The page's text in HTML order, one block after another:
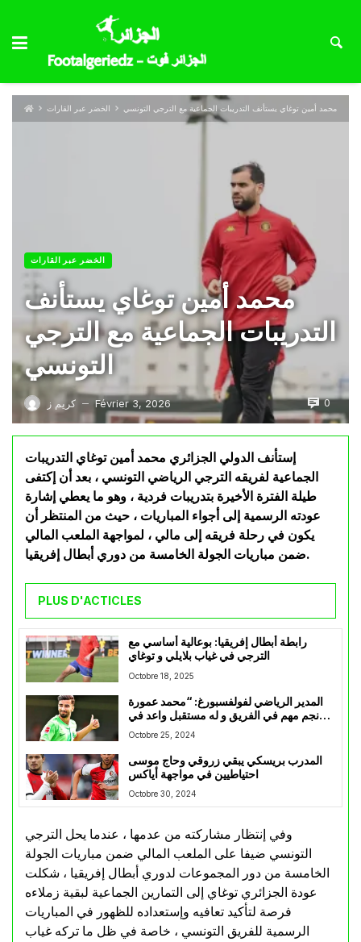
الخضر عبر القارات محمد أمين توغاي يستأنف التدريبات الجماعية مع الترجي التونسي
الخضر عبر القارات
محمد أمين توغاي يستأنف
التدريبات الجماعية مع الترجي
التونسي
كريم ز — Février 3, 2026 0
إستأنف الدولي الجزائري محمد أمين توغاي التدريبات
الجماعية لفريقه الترجي الرياضي التونسي ، بعد أن إكتفى
طيلة الفترة الأخيرة بتدريبات فردية ، وهو ما يعطي إشارة
عودته الرسمية إلى أجواء المباريات ، حيث من المنتظر أن
يكون في رحلة فريقه إلى مالي ، لمواجهة الملعب المالي
ضمن مباريات الجولة الخامسة من دوري أبطال إفريقيا.
PLUS D'ACTICLES
رابطة أبطال إفريقيا: بوعالية أساسي مع
الترجي في غياب بلايلي و توغاي
Octobre 18, 2025
المدير الرياضي لفولفسبورغ: “محمد عمورة
نجم مهم في الفريق و له مستقبل واعد في
البوندسليغا”
Octobre 25, 2024
المدرب بريسكي يبقي زروقي وحاج موسى
احتياطيين في مواجهة أياكس
Octobre 30, 2024
وفي إنتظار مشاركته من عدمها ، عندما يحل الترجي
التونسي ضيفا على الملعب المالي ضمن مباريات الجولة
الخامسة من دور المجموعات لدوري أبطال إفريقيا ، شكلت
عودة الجزائري توغاي إلى التمارين الجماعية لبقية زملاءه
فرصة لتأكيد تعافيه وإستعداده للظهور في المباريات
الرسمية للفريق التونسي ، خاصة في ظل ما تركه غياب